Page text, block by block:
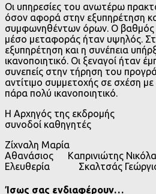
Οι υπηρεσίες του ανωτέρω
όσον αφορά στην εξυπηρέτηση
συμφωνηθέντων όρων. Ο βαθμός
μέσο μεταφοράς ήταν υψηλός.
εξυπηρέτηση και η συνέπεια
ικανοποιητικό. Οι ξεναγοί ήταν
συνεπείς στην τήρηση του
αντίτιμο συμμετοχής σε σχέση
πάρα πολύ ικανοποιητικό.
Η Αρχηγός της
συνοδοί καθηγητές
Ζίχναλη Μαρία
Αθανάσιος Καπρινιώτης
Ελευθερία Σκαλτσάς
Ίσως σας ενδιαφέρουν…